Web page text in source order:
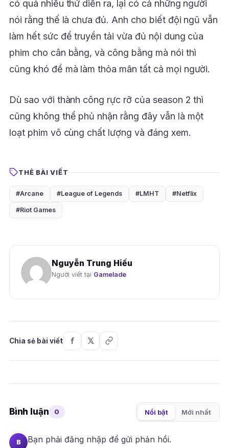
có quá nhiều thứ diễn ra, lại có cả những người
nói rằng thế là chưa đủ. Anh cho biết đội ngũ vẫn
làm hết sức để truyền tải vừa đủ nội dung của
phim cho cân bằng, và công bằng mà nói thì
cũng khó để mà làm thỏa mãn tất cả mọi người.
Dù sao với thành công rực rỡ của season 2 thì
cũng không thể phủ nhận rằng đây vẫn là một
loạt phim vô cùng chất lượng và đáng xem.
THẺ BÀI VIẾT
#Arcane #League of Legends #LMHT #Netflix
#Riot Games
Nguyễn Trung Hiếu
Người viết tại Gamelade
Chia sẻ bài viết
Bình luận 0 Nổi bật Mới nhất
B Bạn phải đăng nhập để gửi phản hồi.